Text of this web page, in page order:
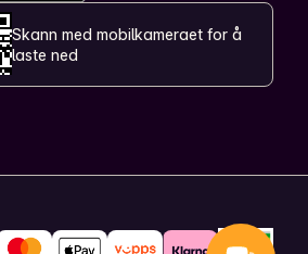
Skann med mobilkameraet for å
laste ned